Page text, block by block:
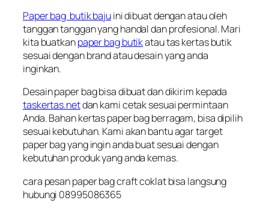
Paper bag butik bajuini dibuat dengan atau oleh
tanggan tanggan yang handal dan profesional. Mari
kita buatkanpaper bag butikatau tas kertas butik
sesuai dengan brand atau desain yang anda
inginkan.
Desain paper bag bisa dibuat dan dikirim kepada
taskertas.netdan kami cetak sesuai permintaan
Anda. Bahan kertas paper bag berragam, bisa dipilih
sesuai kebutuhan. Kami akan bantu agar target
paper bag yang ingin anda buat sesuai dengan
kebutuhan produk yang anda kemas.
cara pesan paper bag craft coklat bisa langsung
hubungi 08995086365